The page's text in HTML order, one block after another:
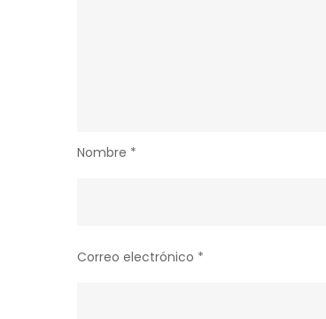
Nombre *
Correo electrónico *